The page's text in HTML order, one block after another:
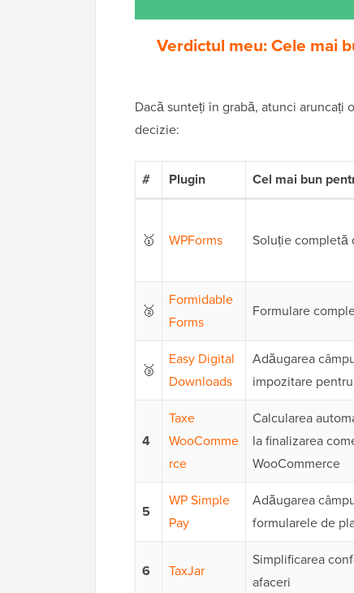
Verdictul meu: Cele mai
Dacă sunteți în grabă, atunci
decizie:
# Plugin Cel mai bun
🥇 WPForms Soluție completă
🥈
Formidable
Forms
Formulare
🥉
Easy Digital
Downloads
Adăugarea
impozitare
4
Taxe
WooComme
rce
Calcularea
la finalizarea
WooCommerce
5
WP Simple
Pay
Adăugarea
formularele de
6 TaxJar
Simplificarea
afaceri